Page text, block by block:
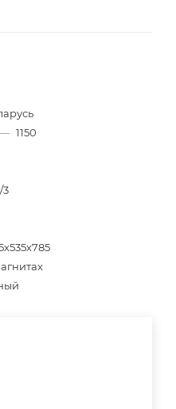
— 1150
3